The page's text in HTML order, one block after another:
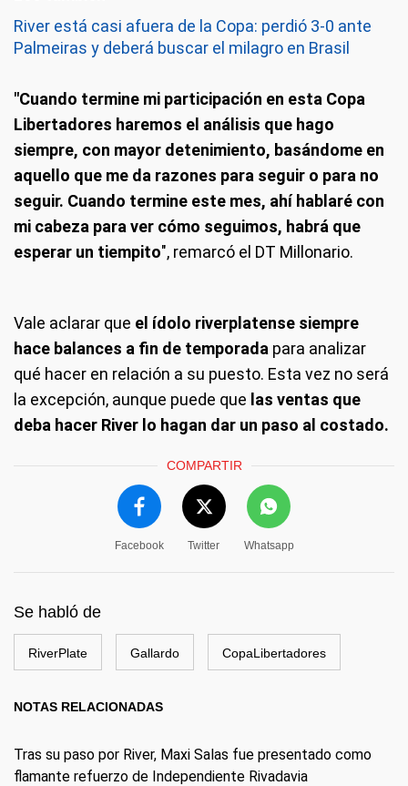
River está casi afuera de la Copa: perdió 3-0 ante
Palmeiras y deberá buscar el milagro en Brasil
"Cuando termine mi participación en esta Copa
Libertadores haremos el análisis que hago
siempre, con mayor detenimiento, basándome en
aquello que me da razones para seguir o para no
seguir. Cuando termine este mes, ahí hablaré con
mi cabeza para ver cómo seguimos, habrá que
esperar un tiempito", remarcó el DT Millonario.
Vale aclarar que el ídolo riverplatense siempre
hace balances a fin de temporada para analizar
qué hacer en relación a su puesto. Esta vez no será
la excepción, aunque puede que las ventas que
deba hacer River lo hagan dar un paso al costado.
COMPARTIR
Facebook Twitter Whatsapp
Se habló de
RiverPlate Gallardo CopaLibertadores
NOTAS RELACIONADAS
Tras su paso por River, Maxi Salas fue presentado como
flamante refuerzo de Independiente Rivadavia